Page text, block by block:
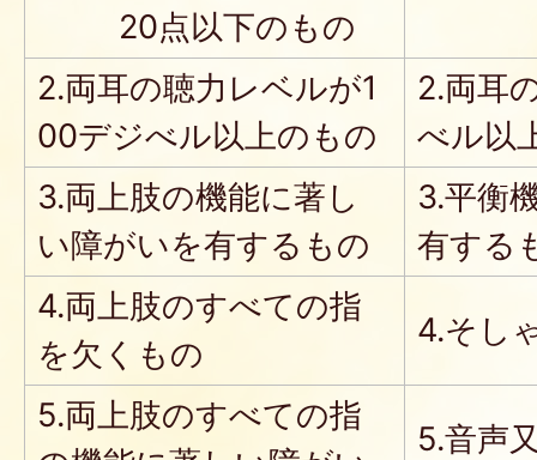
20点以下のもの
2.両耳の聴力レベルが1
00デジべル以上のもの
2.両耳
べル以
3.両上肢の機能に著し
い障がいを有するもの
3.平衡
有する
4.両上肢のすべての指
を欠くもの
4.そし
5.両上肢のすべての指
5.音声